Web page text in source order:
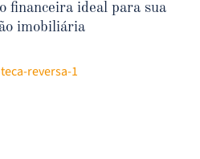
financeira ideal para sua
imobiliária